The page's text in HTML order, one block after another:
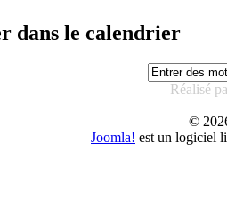
dans le calendrier
Réalisé
©
Joomla! est un logiciel